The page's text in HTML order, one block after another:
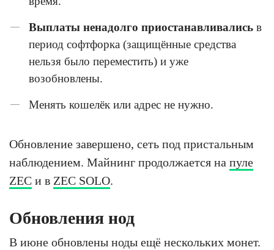
Выплаты ненадолго приостанавливались в
период софтфорка (защищённые средства
нельзя было переместить) и уже
возобновлены.
Менять кошелёк или адрес не нужно.
Обновление завершено, сеть под пристальным
наблюдением. Майнинг продолжается на пуле
ZEC и в ZEC SOLO.
Обновления нод
В июне обновлены ноды ещё нескольких монет.